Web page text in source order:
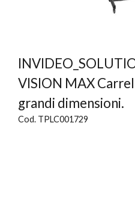
VISION MAX
grandi dimensioni.
Cod. TPLC001729